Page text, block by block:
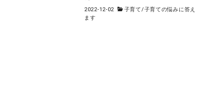
2022-12-02 子育て/子育ての悩みに答え
ます